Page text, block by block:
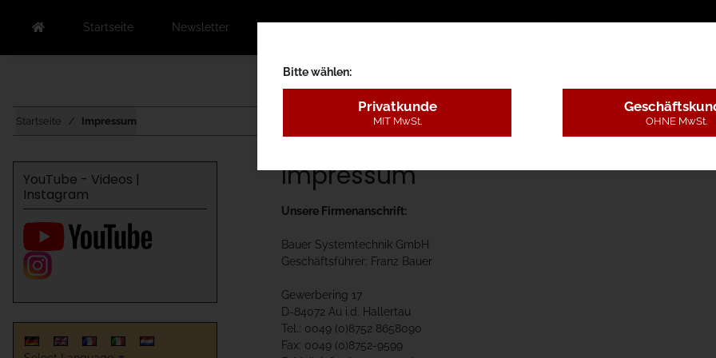
Startseite Newsletter
Startseite Impressum
Impressum
Unsere Firmenanschrift:
Bauer Systemtechnik GmbH
Geschäftsführer: Franz Bauer
Gewerbering 17
D-84072 Au i.d. Hallertau
Tel.: 0049 (0)8752 8658090
Fax: 0049 (0)8752-9599
YouTube - Videos |
Instagram
Bitte wählen:
Privatkunde
MIT MwSt. OHNE MwSt.